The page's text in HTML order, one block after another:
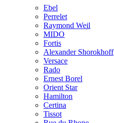
Ebel
Perrelet
Raymond Weil
MIDO
Fortis
Alexander Shorokhoff
Versace
Rado
Ernest Borel
Orient Star
Hamilton
Certina
Tissot